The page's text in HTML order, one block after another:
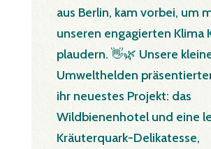
aus Berlin, kam vorbei, um
unseren engagierten Klima
plaudern. 👋🌿 Unsere
Umwelthelden
ihr neuestes Projekt: das
Wildbienenhotel und eine
Kräuterquark-Delikatesse,